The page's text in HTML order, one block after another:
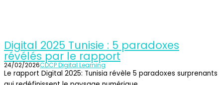
Digital 2025 Tunisie : 5 paradoxes
révélés par le rapport
24/02/2026CDCP Digital Learning
Le rapport Digital 2025: Tunisia révèle 5 paradoxes surprenants